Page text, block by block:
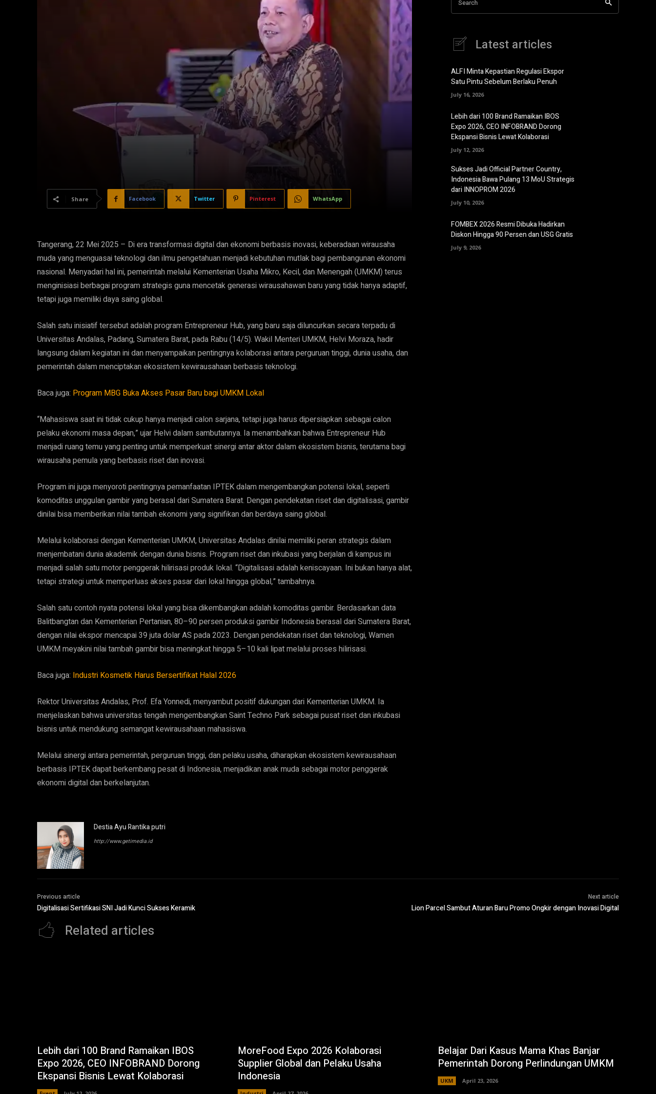
Share Facebook Twitter Pinterest WhatsApp
Tangerang, 22 Mei 2025 – Di era transformasi digital dan ekonomi berbasis inovasi, keberadaan wirausaha
muda yang menguasai teknologi dan ilmu pengetahuan menjadi kebutuhan mutlak bagi pembangunan ekonomi
nasional. Menyadari hal ini, pemerintah melalui Kementerian Usaha Mikro, Kecil, dan Menengah (UMKM) terus
menginisiasi berbagai program strategis guna mencetak generasi wirausahawan baru yang tidak hanya adaptif,
tetapi juga memiliki daya saing global.
Salah satu inisiatif tersebut adalah program Entrepreneur Hub, yang baru saja diluncurkan secara terpadu di
Universitas Andalas, Padang, Sumatera Barat, pada Rabu (14/5). Wakil Menteri UMKM, Helvi Moraza, hadir
langsung dalam kegiatan ini dan menyampaikan pentingnya kolaborasi antara perguruan tinggi, dunia usaha, dan
pemerintah dalam menciptakan ekosistem kewirausahaan berbasis teknologi.
Baca juga: Program MBG Buka Akses Pasar Baru bagi UMKM Lokal
“Mahasiswa saat ini tidak cukup hanya menjadi calon sarjana, tetapi juga harus dipersiapkan sebagai calon
pelaku ekonomi masa depan,” ujar Helvi dalam sambutannya. Ia menambahkan bahwa Entrepreneur Hub
menjadi ruang temu yang penting untuk memperkuat sinergi antar aktor dalam ekosistem bisnis, terutama bagi
wirausaha pemula yang berbasis riset dan inovasi.
Program ini juga menyoroti pentingnya pemanfaatan IPTEK dalam mengembangkan potensi lokal, seperti
komoditas unggulan gambir yang berasal dari Sumatera Barat. Dengan pendekatan riset dan digitalisasi, gambir
dinilai bisa memberikan nilai tambah ekonomi yang signifikan dan berdaya saing global.
Melalui kolaborasi dengan Kementerian UMKM, Universitas Andalas dinilai memiliki peran strategis dalam
menjembatani dunia akademik dengan dunia bisnis. Program riset dan inkubasi yang berjalan di kampus ini
menjadi salah satu motor penggerak hilirisasi produk lokal. “Digitalisasi adalah keniscayaan. Ini bukan hanya alat,
tetapi strategi untuk memperluas akses pasar dari lokal hingga global,” tambahnya.
Salah satu contoh nyata potensi lokal yang bisa dikembangkan adalah komoditas gambir. Berdasarkan data
Balitbangtan dan Kementerian Pertanian, 80–90 persen produksi gambir Indonesia berasal dari Sumatera Barat,
dengan nilai ekspor mencapai 39 juta dolar AS pada 2023. Dengan pendekatan riset dan teknologi, Wamen
UMKM meyakini nilai tambah gambir bisa meningkat hingga 5–10 kali lipat melalui proses hilirisasi.
Baca juga: Industri Kosmetik Harus Bersertifikat Halal 2026
Rektor Universitas Andalas, Prof. Efa Yonnedi, menyambut positif dukungan dari Kementerian UMKM. Ia
menjelaskan bahwa universitas tengah mengembangkan Saint Techno Park sebagai pusat riset dan inkubasi
bisnis untuk mendukung semangat kewirausahaan mahasiswa.
Melalui sinergi antara pemerintah, perguruan tinggi, dan pelaku usaha, diharapkan ekosistem kewirausahaan
berbasis IPTEK dapat berkembang pesat di Indonesia, menjadikan anak muda sebagai motor penggerak
ekonomi digital dan berkelanjutan.
Destia Ayu Rantika putri
http://www.getimedia.id
Search
Latest articles
ALFI Minta Kepastian Regulasi Ekspor
Satu Pintu Sebelum Berlaku Penuh
July 16, 2026
Lebih dari 100 Brand Ramaikan IBOS
Expo 2026, CEO INFOBRAND Dorong
Ekspansi Bisnis Lewat Kolaborasi
July 12, 2026
Sukses Jadi Official Partner Country,
Indonesia Bawa Pulang 13 MoU Strategis
dari INNOPROM 2026
July 10, 2026
FOMBEX 2026 Resmi Dibuka Hadirkan
Diskon Hingga 90 Persen dan USG Gratis
July 9, 2026
Previous article
Digitalisasi Sertifikasi SNI Jadi Kunci Sukses Keramik
Next article
Lion Parcel Sambut Aturan Baru Promo Ongkir dengan Inovasi Digital
Related articles
Lebih dari 100 Brand Ramaikan IBOS
Expo 2026, CEO INFOBRAND Dorong
Ekspansi Bisnis Lewat Kolaborasi
MoreFood Expo 2026 Kolaborasi
Supplier Global dan Pelaku Usaha
Indonesia
Belajar Dari Kasus Mama Khas Banjar
Pemerintah Dorong Perlindungan UMKM
UKM April 23, 2026